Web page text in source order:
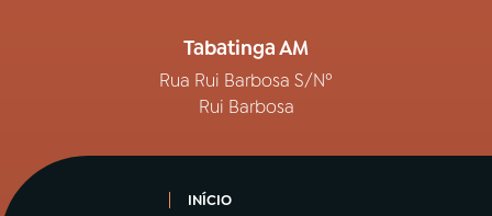
Tabatinga AM
Rua Rui Barbosa S/Nº
Rui Barbosa
INÍCIO